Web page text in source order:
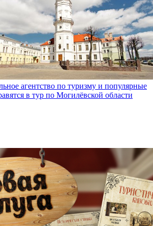
агентство по туризму и популярные
в тур по Могилёвской области